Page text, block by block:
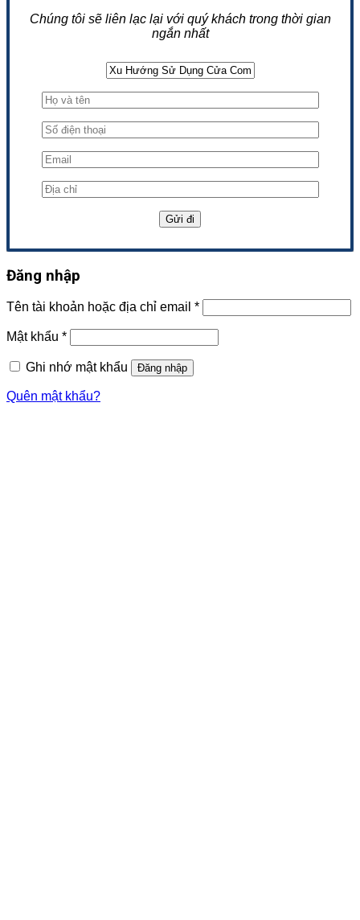
Chúng tôi sẽ liên lạc lại với quý khách trong thời gian
ngắn nhất
Đăng nhập
Tên tài khoản hoặc địa chỉ email *
Mật khẩu *
Ghi nhớ mật khẩu Đăng nhập
Quên mật khẩu?